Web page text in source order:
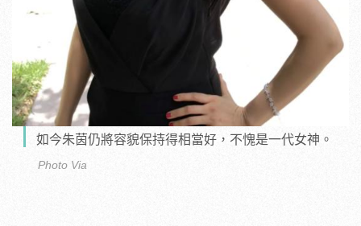
如今朱茵仍將容貌保持得相當好，不愧是一代女神。
Photo Via